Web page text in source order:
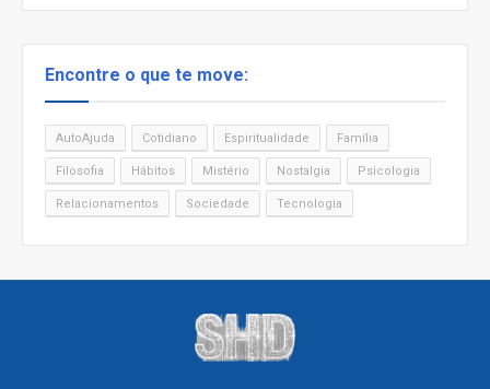
Encontre o que te move:
AutoAjuda Cotidiano Espiritualidade Família
Filosofia Hábitos Mistério Nostalgia Psicologia
Relacionamentos Sociedade Tecnologia